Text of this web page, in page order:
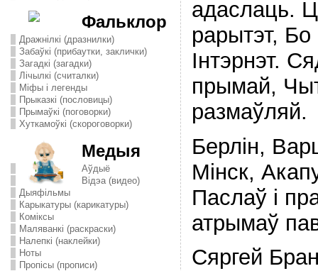
Фальклор
Дражнілкі (дразнилки)
Забаўкі (прибаутки, заклички)
Загадкі (загадки)
Лічылкі (считалки)
Міфы і легенды
Прыказкі (пословицы)
Прымаўкі (поговорки)
Хуткамоўкі (скороговорки)
Медыя
Аўдыё
Відэа (видео)
Дыяфільмы
Карыкатуры (карикатуры)
Комiксы
Маляванкі (раскраски)
Налепкі (наклейки)
Ноты
Пропісы (прописи)
адаслаць.
рарытэт,
Iнтэрнэт.
прымай,
размаўляй.
Берлiн,
Мiнск,
Паслаў i
атрымаў
Сяргей